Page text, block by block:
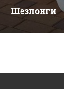
Шезлонги